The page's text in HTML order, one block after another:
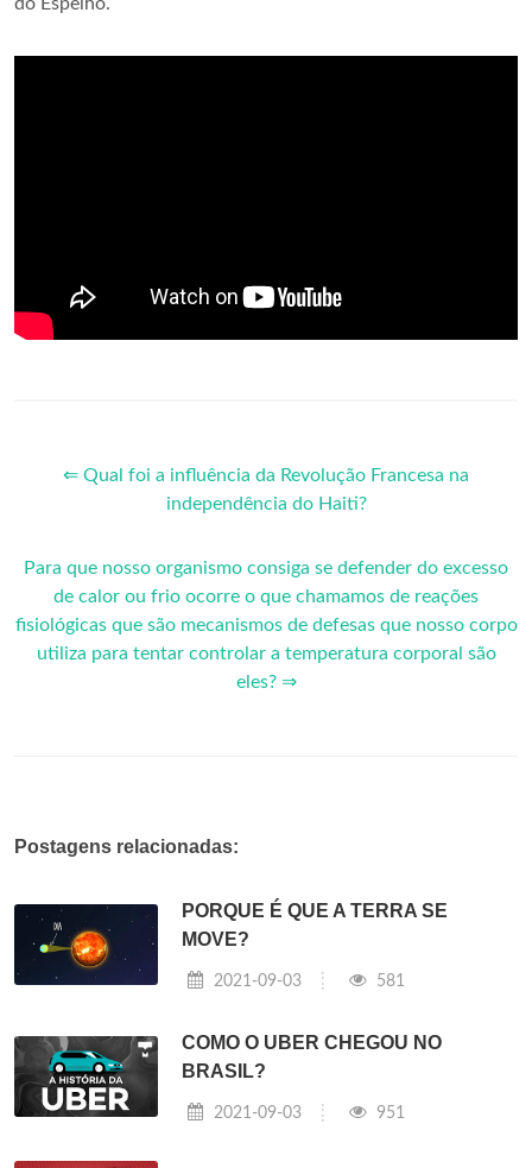
do Espelho.
⇐ Qual foi a influência da Revolução Francesa na
independência do Haiti?
Para que nosso organismo consiga se defender do excesso
de calor ou frio ocorre o que chamamos de reações
fisiológicas que são mecanismos de defesas que nosso corpo
utiliza para tentar controlar a temperatura corporal são
eles? ⇒
Postagens relacionadas:
PORQUE É QUE A TERRA SE
MOVE?
2021-09-03 581
COMO O UBER CHEGOU NO
BRASIL?
2021-09-03 951